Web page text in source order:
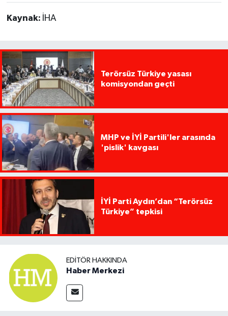
Kaynak: İHA
Terörsüz Türkiye yasası
komisyondan geçti
MHP ve İYİ Partili'ler arasında
'pislik' kavgası
İYİ Parti Aydın’dan “Terörsüz
Türkiye” tepkisi
EDITÖR HAKKINDA
Haber Merkezi